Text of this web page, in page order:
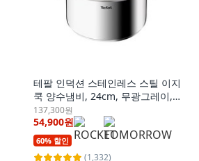
테팔 인덕션 스테인레스 스틸 이지
쿡 양수냄비, 24cm, 무광그레이, 1
개
137,300원
54,900원
60% 할인
(1,332)